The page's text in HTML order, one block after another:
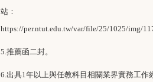
站：
https://per.ntut.edu.tw/var/file/25/1025/img/
5. 推薦函二封。
6. 出具1年以上與任教科目相關業界實務工作